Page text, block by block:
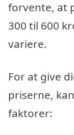
forvente, at
300 til 600
variere.
For at give
priserne,
faktorer: